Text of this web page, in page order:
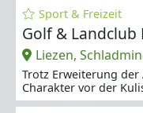
Sport & Freizeit
Golf & Landclub
Liezen,
Trotz Erweiterung
Charakter vor der